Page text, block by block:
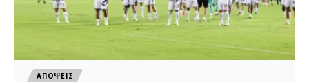
ΑΠΟΨΕΙΣ